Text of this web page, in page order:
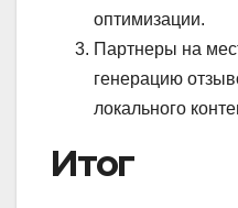
оптимизации.
Партнеры на
генерацию
локального
Итог